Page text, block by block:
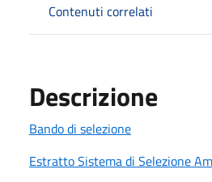
Contenuti correlati
Descrizione
Bando di selezione
Estratto Sistema di Selezione